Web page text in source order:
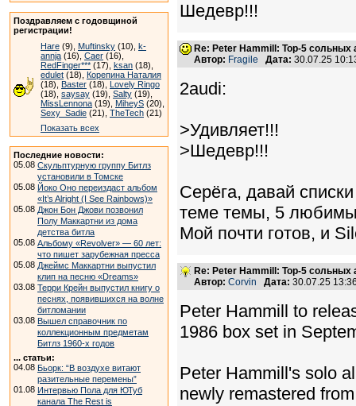
Поздравляем с годовщиной
регистрации!
Hare (9), Muftinsky (10), k-
annja (16), Caer (16),
RedFinger*** (17), ksan (18),
edulet (18), Корепина Наталия
(18), Baster (18), Lovely Ringo
(18), saysay (19), Salty (19),
MissLennona (19), MiheyS (20),
Sexy_Sadie (21), TheTech (21)
Показать всех
Последние новости:
05.08 Скульптурную группу Битлз
установили в Томске
05.08 Йоко Оно переиздаст альбом
«It’s Alright (I See Rainbows)»
05.08 Джон Бон Джови позвонил
Полу Маккартни из дома
детства битла
05.08 Альбому «Revolver» — 60 лет:
что пишет зарубежная пресса
05.08 Джеймс Маккартни выпустил
клип на песню «Dreams»
03.08 Терри Крейн выпустил книгу о
песнях, появившихся на волне
битломании
03.08 Вышел справочник по
коллекционным предметам
Битлз 1960-х годов
... статьи:
04.08 Бьорк: “В воздухе витают
разительные перемены”
01.08 Интервью Пола для ЮТуб
канала The Rest is
Шедевр!!!
Re: Peter Hammill: Top-5 сольных
Автор: Fragile Дата: 30.07.25
2audi:
>Удивляет!!!
>Шедевр!!!
Серёга, давай
теме темы, 5
Мой почти готов, и
Re: Peter Hammill: Top-5 сольных
Автор: Corvin Дата: 30.07.25
Peter Hammill to
1986 box set in
Peter Hammill's solo
newly remastered